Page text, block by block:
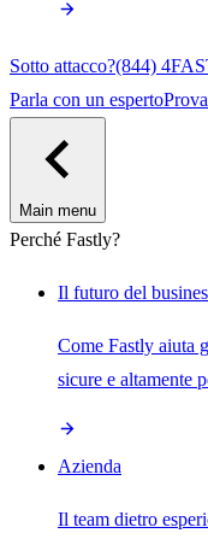
Sotto attacco?(844)
Parla con un esperto
Main menu
Perché Fastly?
Il futuro del
Come Fastly aiuta
sicure e altamente
Azienda
Il team dietro